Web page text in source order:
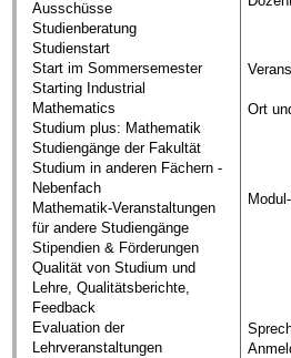
Ausschüsse
Studienberatung
Studienstart
Start im Sommersemester
Starting Industrial
Mathematics
Studium plus: Mathematik
Studiengänge der Fakultät
Studium in anderen Fächern -
Nebenfach
Mathematik-Veranstaltungen
für andere Studiengänge
Stipendien & Förderungen
Qualität von Studium und
Lehre, Qualitätsberichte,
Feedback
Evaluation der
Lehrveranstaltungen
Ort